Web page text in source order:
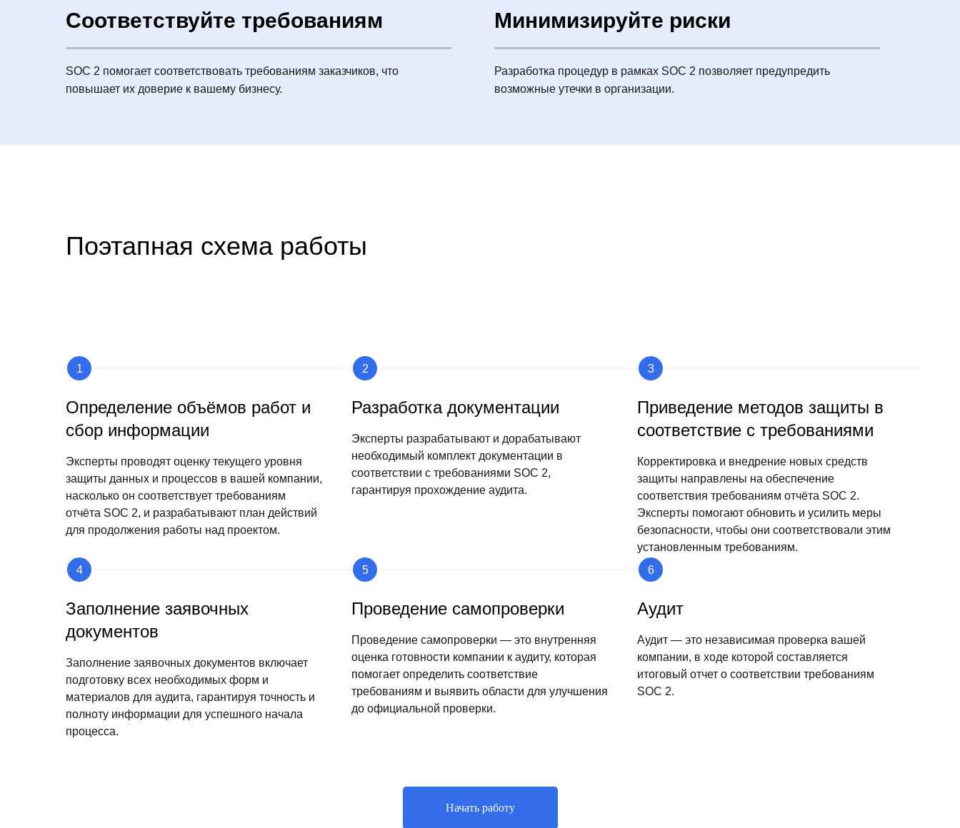
Соответствуйте требованиям
SOC 2 помогает соответствовать требованиям заказчиков, что
повышает их доверие к вашему бизнесу.
Минимизируйте риски
Разработка процедур в рамках SOC 2 позволяет предупредить
возможные утечки в организации.
Поэтапная схема работы
Определение объёмов работ и
сбор информации
Эксперты проводят оценку текущего уровня
защиты данных и процессов в вашей компании,
насколько он соответствует требованиям
отчёта SOC 2, и разрабатывают план действий
для продолжения работы над проектом.
Разработка документации
Эксперты разрабатывают и дорабатывают
необходимый комплект документации в
соответствии с требованиями SOC 2,
гарантируя прохождение аудита.
Приведение методов защиты в
соответствие с требованиями
Корректировка и внедрение новых средств
защиты направлены на обеспечение
соответствия требованиям отчёта SOC 2.
Эксперты помогают обновить и усилить меры
безопасности, чтобы они соответствовали этим
установленным требованиям.
Заполнение заявочных
документов
Заполнение заявочных документов включает
подготовку всех необходимых форм и
материалов для аудита, гарантируя точность и
полноту информации для успешного начала
процесса.
Проведение самопроверки
Проведение самопроверки — это внутренняя
оценка готовности компании к аудиту, которая
помогает определить соответствие
требованиям и выявить области для улучшения
до официальной проверки.
Аудит
Аудит — это независимая проверка вашей
компании, в ходе которой составляется
итоговый отчет о соответствии требованиям
SOC 2.
Начать работу